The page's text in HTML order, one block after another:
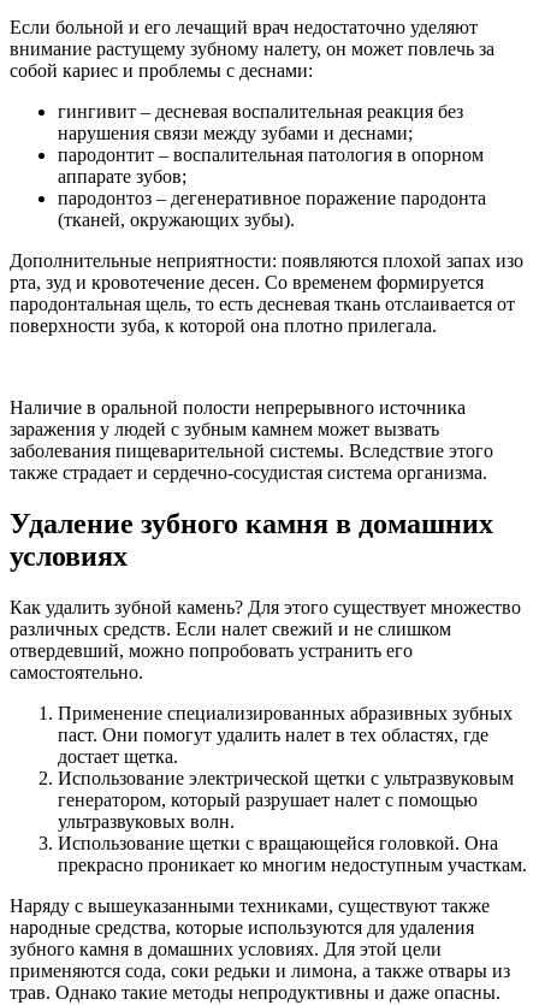
Если больной и его лечащий врач недостаточно уделяют
внимание растущему зубному налету, он может повлечь за
собой кариес и проблемы с деснами:
гингивит – десневая воспалительная реакция без
нарушения связи между зубами и деснами;
пародонтит – воспалительная патология в опорном
аппарате зубов;
пародонтоз – дегенеративное поражение пародонта
(тканей, окружающих зубы).
Дополнительные неприятности: появляются плохой запах изо
рта, зуд и кровотечение десен. Со временем формируется
пародонтальная щель, то есть десневая ткань отслаивается от
поверхности зуба, к которой она плотно прилегала.
Наличие в оральной полости непрерывного источника
заражения у людей с зубным камнем может вызвать
заболевания пищеварительной системы. Вследствие этого
также страдает и сердечно-сосудистая система организма.
Удаление зубного камня в домашних
условиях
Как удалить зубной камень? Для этого существует множество
различных средств. Если налет свежий и не слишком
отвердевший, можно попробовать устранить его
самостоятельно.
Применение специализированных абразивных зубных
паст. Они помогут удалить налет в тех областях, где
достает щетка.
Использование электрической щетки с ультразвуковым
генератором, который разрушает налет с помощью
ультразвуковых волн.
Использование щетки с вращающейся головкой. Она
прекрасно проникает ко многим недоступным участкам.
Наряду с вышеуказанными техниками, существуют также
народные средства, которые используются для удаления
зубного камня в домашних условиях. Для этой цели
применяются сода, соки редьки и лимона, а также отвары из
трав. Однако такие методы непродуктивны и даже опасны.